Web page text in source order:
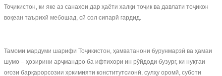
Тоҷикистон, ки яке аз санаҳои дар ҳаёти халқи тоҷик ва давлати тоҷикон
воқеан таърихӣ мебошад, сӣ сол сипарӣ гардид.
Тамоми мардуми шарифи Тоҷикистон, ҳамватанони бурунмарзӣ ва ҳамаи
шумо – ҳозирини арҷмандро ба ифтихори ин рӯйдоди бузург, ки нуқтаи
оғози барқарорсозии ҳокимияти конститутсионӣ, сулҳу оромӣ, суботи